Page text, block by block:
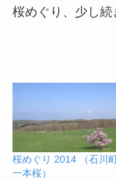
桜めぐり、少し続
桜めぐり 2014 （石川
一本桜）